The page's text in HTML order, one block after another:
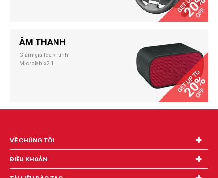
ÂM THANH
Giảm giá loa vi tính
Microlab x2.1
VỀ CHÚNG TÔI
ĐIỀU KHOẢN